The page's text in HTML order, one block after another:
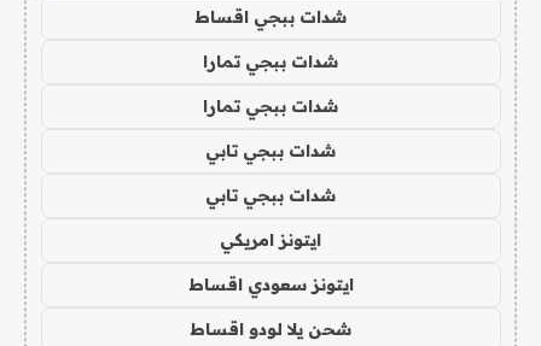
شدات ببجي اقساط
شدات ببجي تمارا
شدات ببجي تمارا
شدات ببجي تابي
شدات ببجي تابي
ايتونز امريكي
ايتونز سعودي اقساط
شحن يلا لودو اقساط